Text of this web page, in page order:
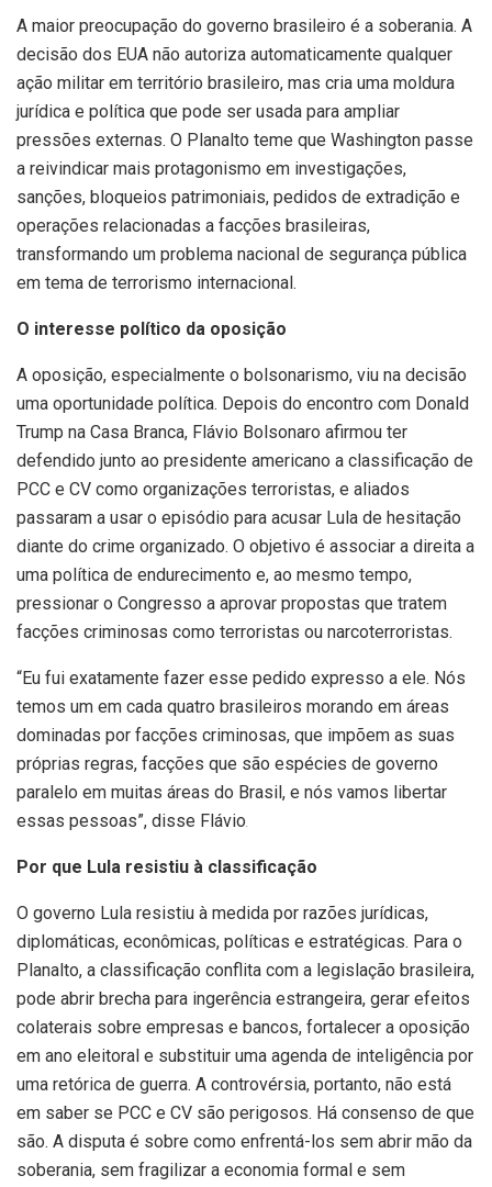
A maior preocupação do governo brasileiro é a soberania. A
decisão dos EUA não autoriza automaticamente qualquer
ação militar em território brasileiro, mas cria uma moldura
jurídica e política que pode ser usada para ampliar
pressões externas. O Planalto teme que Washington passe
a reivindicar mais protagonismo em investigações,
sanções, bloqueios patrimoniais, pedidos de extradição e
operações relacionadas a facções brasileiras,
transformando um problema nacional de segurança pública
em tema de terrorismo internacional.
O interesse político da oposição
A oposição, especialmente o bolsonarismo, viu na decisão
uma oportunidade política. Depois do encontro com Donald
Trump na Casa Branca, Flávio Bolsonaro afirmou ter
defendido junto ao presidente americano a classificação de
PCC e CV como organizações terroristas, e aliados
passaram a usar o episódio para acusar Lula de hesitação
diante do crime organizado. O objetivo é associar a direita a
uma política de endurecimento e, ao mesmo tempo,
pressionar o Congresso a aprovar propostas que tratem
facções criminosas como terroristas ou narcoterroristas.
“Eu fui exatamente fazer esse pedido expresso a ele. Nós
temos um em cada quatro brasileiros morando em áreas
dominadas por facções criminosas, que impõem as suas
próprias regras, facções que são espécies de governo
paralelo em muitas áreas do Brasil, e nós vamos libertar
essas pessoas”, disse Flávio.
Por que Lula resistiu à classificação
O governo Lula resistiu à medida por razões jurídicas,
diplomáticas, econômicas, políticas e estratégicas. Para o
Planalto, a classificação conflita com a legislação brasileira,
pode abrir brecha para ingerência estrangeira, gerar efeitos
colaterais sobre empresas e bancos, fortalecer a oposição
em ano eleitoral e substituir uma agenda de inteligência por
uma retórica de guerra. A controvérsia, portanto, não está
em saber se PCC e CV são perigosos. Há consenso de que
são. A disputa é sobre como enfrentá-los sem abrir mão da
soberania, sem fragilizar a economia formal e sem